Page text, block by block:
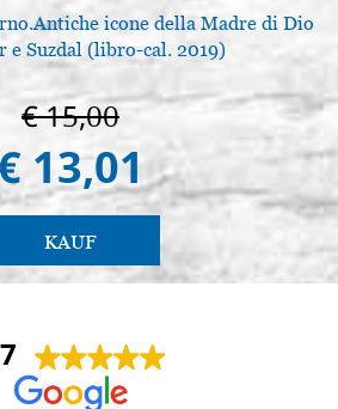
icone della Madre di Dio
e Suzdal (libro-cal. 2019)
€ 15,00
13,01
KAUF